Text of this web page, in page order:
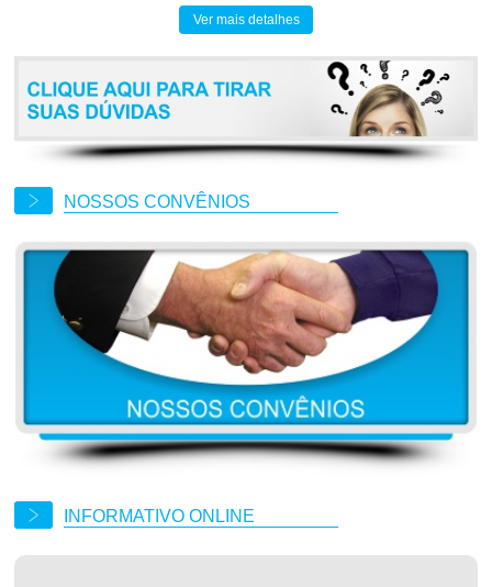
Ver mais detalhes
NOSSOS CONVÊNIOS
INFORMATIVO ONLINE